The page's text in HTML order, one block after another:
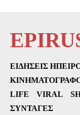
ΕΙΔΉΣΕΙΣ
LIFE
VIRAL
ΣΥΝΤΑΓΈΣ